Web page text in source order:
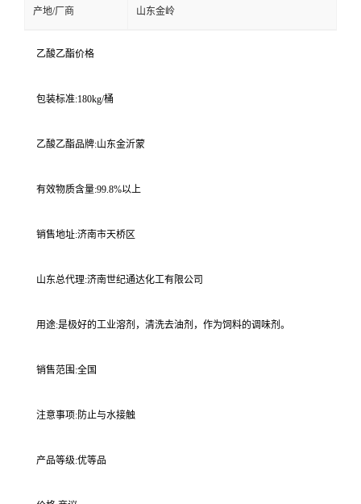
产地/厂商 山东金岭
乙酸乙酯价格
包装标准:180kg/桶
乙酸乙酯品牌:山东金沂蒙
有效物质含量:99.8%以上
销售地址:济南市天桥区
山东总代理:济南世纪通达化工有限公司
用途:是极好的工业溶剂，清洗去油剂，作为饲料的调味剂。
销售范围:全国
注意事项:防止与水接触
产品等级:优等品